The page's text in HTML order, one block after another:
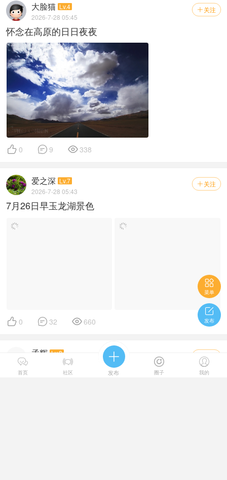
 关注
大脸猫 Lv.4
2026-7-28 05:45
怀念在高原的日日夜夜
 0  9 338
 关注
爱之深 Lv.7
2026-7-28 05:43
7月26日早玉龙湖景色
 0  32  660
关注
孟辉 Lv.8
2026-7-27 17:28
七彩云南

菜单

发布

首页

社区

发布

圈子

我的